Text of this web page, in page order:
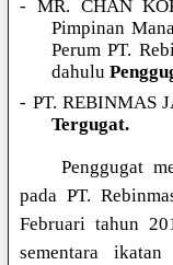
- MR. CHAN
Pimpinan
Perum PT.
dahulu
- PT. REBINMAS
Tergugat.
Penggugat
pada PT.
Februari tahun
sementara